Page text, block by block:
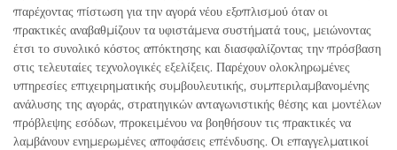
παρέχοντας πίστωση για την αγορά νέου εξοπλισμού όταν οι
πρακτικές αναβαθμίζουν τα υφιστάμενα συστήματά τους, μειώνοντας
έτσι το συνολικό κόστος απόκτησης και διασφαλίζοντας την πρόσβαση
στις τελευταίες τεχνολογικές εξελίξεις. Παρέχουν ολοκληρωμένες
υπηρεσίες επιχειρηματικής συμβουλευτικής, συμπεριλαμβανομένης
ανάλυσης της αγοράς, στρατηγικών ανταγωνιστικής θέσης και μοντέλων
πρόβλεψης εσόδων, προκειμένου να βοηθήσουν τις πρακτικές να
λαμβάνουν ενημερωμένες αποφάσεις επένδυσης. Οι επαγγελματικοί